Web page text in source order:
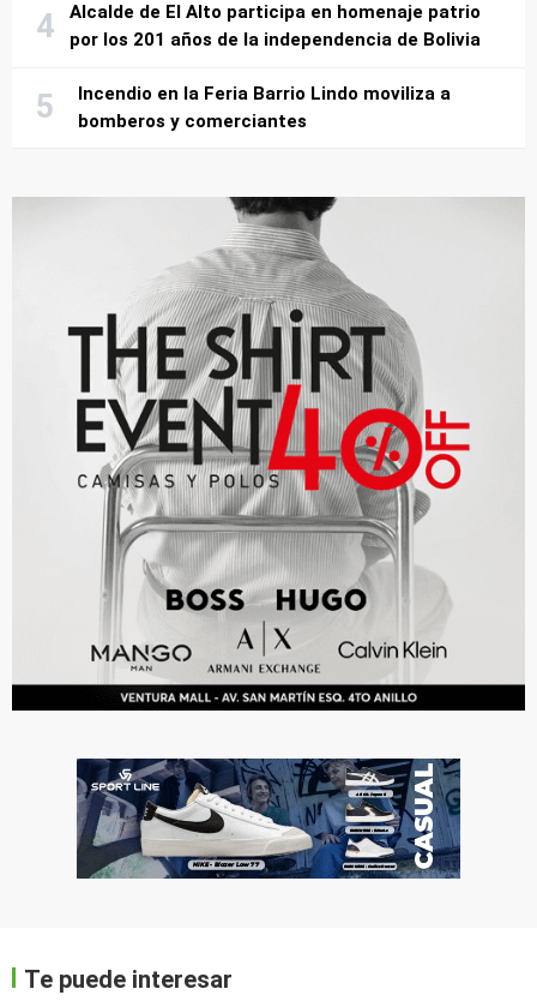
Alcalde de El Alto participa en homenaje patrio
por los 201 años de la independencia de Bolivia
Incendio en la Feria Barrio Lindo moviliza a
bomberos y comerciantes
Te puede interesar